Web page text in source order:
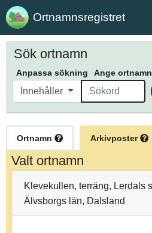
Ortnamnsregistret
Sök ortnamn
Anpassa sökning Ange ortnamn
Innehåller
Ortnamn Arkivposter
Valt ortnamn
Klevekullen, terräng, Lerdals
Älvsborgs län, Dalsland